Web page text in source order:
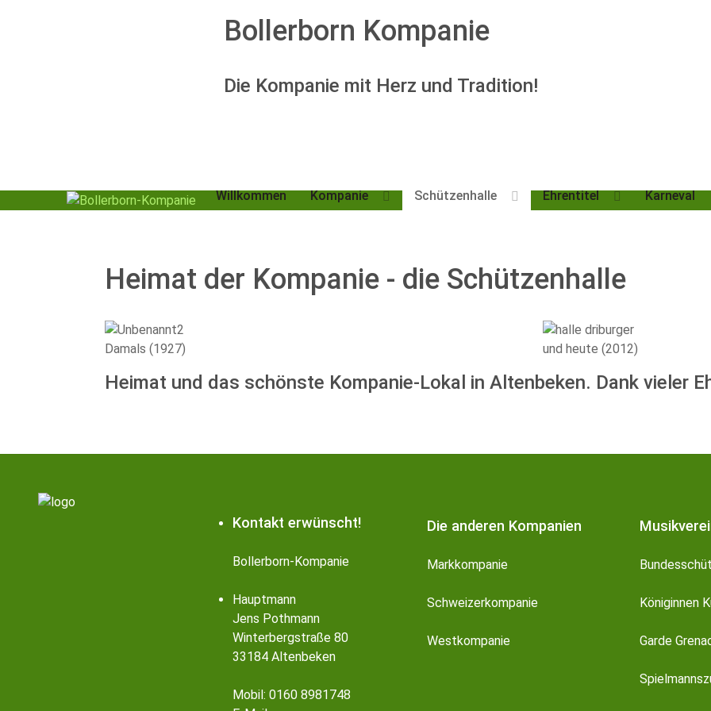
Bollerborn Kompanie
Die Kompanie mit Herz und Tradition!
Willkommen Kompanie Schützenhalle Ehrentitel Karneval
Heimat der Kompanie - die Schützenhalle
Damals (1927) und heute (2012)
Heimat und das schönste Kompanie-Lokal in Altenbeken. Dank vieler
Kontakt erwünscht!
Bollerborn-Kompanie
Hauptmann
Jens Pothmann
Winterbergstraße 80
33184 Altenbeken
Mobil: 0160 8981748
Die anderen Kompanien
Markkompanie
Schweizerkompanie
Westkompanie
Königinnen
Garde